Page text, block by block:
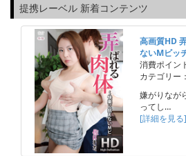
提携レーベル 新着コンテンツ
高画質HD
ないMビッ
消費ポイン
カテゴリー
嫌がりなが
ってし…
[詳細を見る]